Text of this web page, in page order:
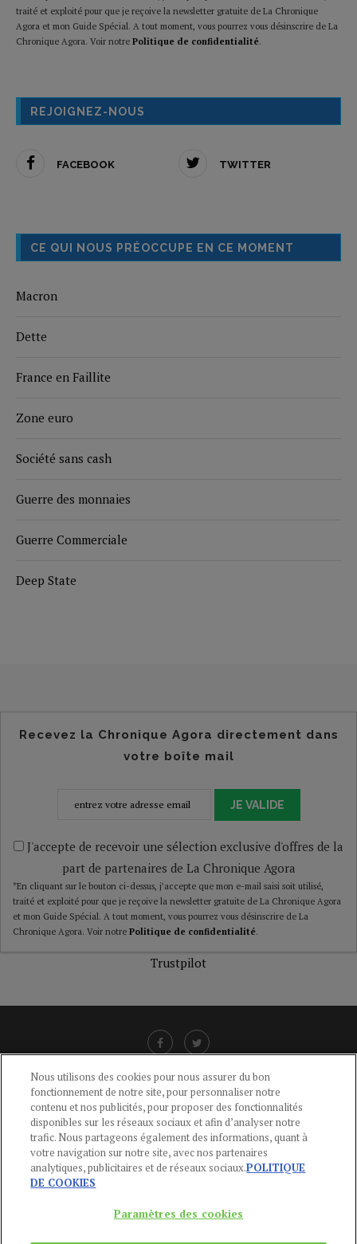
traité et exploité pour que je reçoive la newsletter gratuite de La Chronique
Agora et mon Guide Spécial. A tout moment, vous pourrez vous désinscrire de La
Chronique Agora. Voir notre Politique de confidentialité.
REJOIGNEZ-NOUS
FACEBOOK TWITTER
CE QUI NOUS PRÉOCCUPE EN CE MOMENT
Macron
Dette
France en Faillite
Zone euro
Société sans cash
Guerre des monnaies
Guerre Commerciale
Deep State
Recevez la Chronique Agora directement dans
votre boîte mail
JE VALIDE
J'accepte de recevoir une sélection exclusive d'offres de la
part de partenaires de La Chronique Agora
*En cliquant sur le bouton ci-dessus, j’accepte que mon e-mail saisi soit utilisé,
traité et exploité pour que je reçoive la newsletter gratuite de La Chronique Agora
et mon Guide Spécial. A tout moment, vous pourrez vous désinscrire de La
Chronique Agora. Voir notre Politique de confidentialité.
Trustpilot
LIENS UTILES
CGU-POLITIQUE DE CONFIDENTIALITÉ -POLITIQUE DES COOKIES
MENTIONS LÉGALES -AIDE
CONTACT
Du Lundi au Vendredi, 9h-13h et 14h-17h
Nous utilisons des cookies pour nous assurer du bon
fonctionnement de notre site, pour personnaliser notre
contenu et nos publicités, pour proposer des fonctionnalités
disponibles sur les réseaux sociaux et afin d’analyser notre
trafic. Nous partageons également des informations, quant à
votre navigation sur notre site, avec nos partenaires
analytiques, publicitaires et de réseaux sociaux.POLITIQUE
DE COOKIES
Paramètres des cookies